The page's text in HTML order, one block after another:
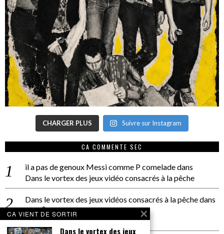
CHARGER PLUS Suivre sur Instagram
CA COMMENTE SEC
il a pas de genoux Messi comme P comeladedans
Dans le vortex des jeux vidéo consacrés à la pêche
Dans le vortex des jeux vidéos consacrés à la pêchedans
PACÔME THIELLEMENT
La séance d’Hip Gnose
CA VIENT DE SORTIR
Dans le vortex des jeux